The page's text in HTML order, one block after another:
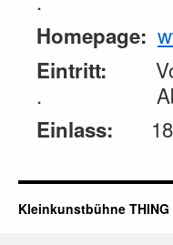
Homepage:
Eintritt:
.
Einlass:
Kleinkunstbühne THING